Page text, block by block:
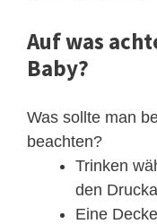
Auf was
Baby?
Was sollte man
beachten?
Trinken
den
Eine